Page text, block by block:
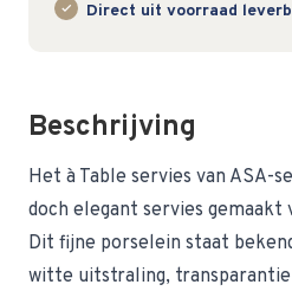
Direct uit voorraad
Beschrijving
Het à Table servies van ASA-
doch elegant servies gemaakt
Dit fijne porselein staat
witte uitstraling,